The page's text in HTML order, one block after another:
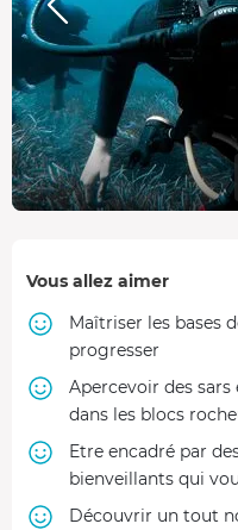
Vous allez aimer
Maîtriser les bases
progresser
Apercevoir des
dans les blocs
Etre encadré par
bienveillants qui
Découvrir un tout